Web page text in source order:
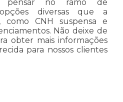
pensar no ramo de
diversas que a
como CNH suspensa e
Não deixe de
obter mais informações
para nossos clientes